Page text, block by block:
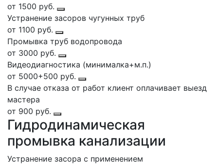
от 1500 руб.
Устранение засоров чугунных труб
от 1100 руб.
Промывка труб водопровода
от 3000 руб.
Видеодиагностика (минималка+м.п.)
от 5000+500 руб.
В случае отказа от работ клиент оплачивает выезд
мастера
от 900 руб.
Гидродинамическая
промывка канализации
Устранение засора с применением